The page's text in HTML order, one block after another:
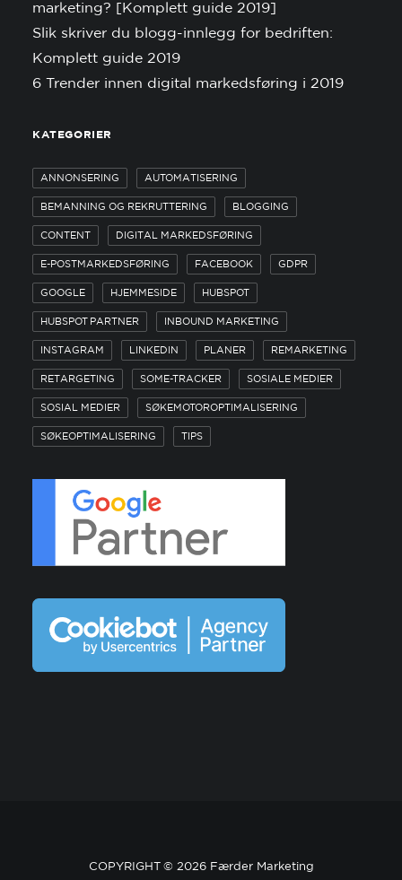
marketing? [Komplett guide 2019]
Slik skriver du blogg-innlegg for bedriften:
Komplett guide 2019
6 Trender innen digital markedsføring i 2019
KATEGORIER
ANNONSERING AUTOMATISERING
BEMANNING OG REKRUTTERING BLOGGING
CONTENT DIGITAL MARKEDSFØRING
E-POSTMARKEDSFØRING FACEBOOK GDPR
GOOGLE HJEMMESIDE HUBSPOT
HUBSPOT PARTNER INBOUND MARKETING
INSTAGRAM LINKEDIN PLANER REMARKETING
RETARGETING SOME-TRACKER SOSIALE MEDIER
SOSIAL MEDIER SØKEMOTOROPTIMALISERING
SØKEOPTIMALISERING TIPS
COPYRIGHT © 2026 Færder Marketing